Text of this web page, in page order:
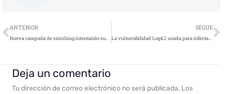
Ant
ANTERIOR
Nueva campaña de smishing intentando suplantar a DHL
SEGUE
La vulnerabilidad Log4J, usada para infectar equipos con ransomware Khonsari
Deja un comentario
Tu dirección de correo electrónico no será publicada. Los